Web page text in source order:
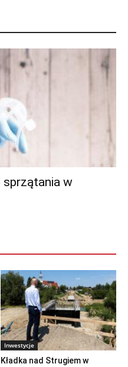
sprzątania w
Inwestycje
Kładka nad Strugiem w